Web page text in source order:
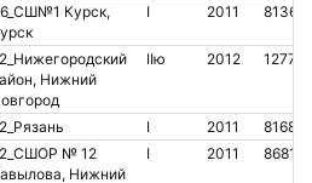
Курск,
I 2011
Нижний
IIю 2012
I 2011
№ 12
Нижний
I 2011